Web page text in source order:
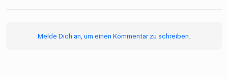
Melde Dich an, um einen Kommentar zu schreiben.